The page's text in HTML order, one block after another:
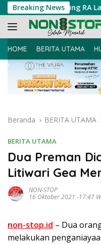
Langsung
ke
konten
Breaking News
Bung RA Laporkan
HOME BERITA UTAMA
Beranda BERITA UTAMA
BERITA UTAMA
Dua Preman
Litiwari Gea
NON-STOP
16 Oktober 2021 -17:47
non-stop.id – Dua
melakukan